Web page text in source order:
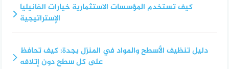
كيف تستخدم المؤسسات الاستثمارية خيارات الفانيليا
الإستراتيجية
دليل تنظيف الأسطح والمواد في المنزل بجدة: كيف تحافظ
على كل سطح دون إتلافه